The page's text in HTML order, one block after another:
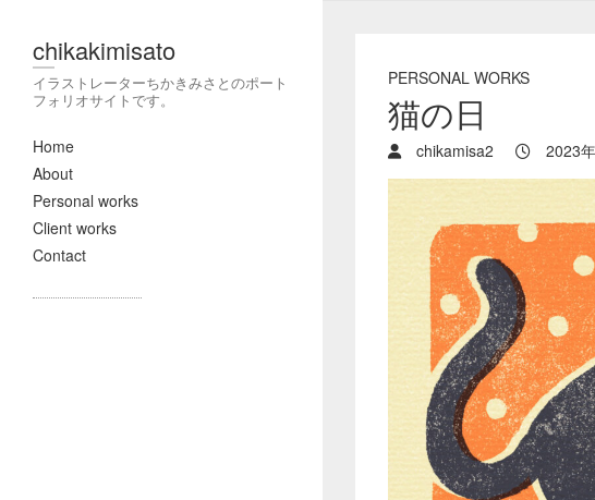
chikakimisato
イラストレーターちかきみさとのポート
フォリオサイトです。
Home
About
Personal works
Client works
Contact
PERSONAL WORKS
猫の日
chikamisa2 2023